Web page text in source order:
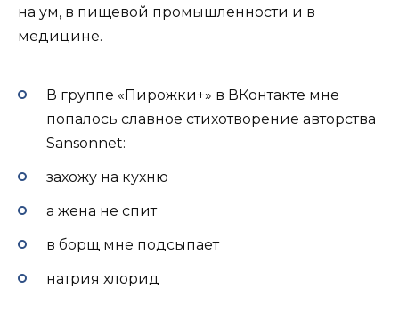
на ум, в пищевой промышленности и в
медицине.
В группе «Пирожки+» в ВКонтакте мне
попалось славное стихотворение авторства
Sansonnet:
захожу на кухню
а жена не спит
в борщ мне подсыпает
натрия хлорид